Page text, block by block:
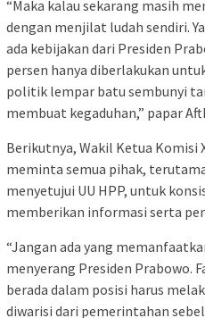
“Maka kalau sekarang masih
dengan menjilat ludah sendiri.
ada kebijakan dari Presiden
persen hanya diberlakukan
politik lempar batu sembunyi
membuat kegaduhan,” papar
Berikutnya, Wakil Ketua Komisi
meminta semua pihak,
menyetujui UU HPP, untuk
memberikan informasi serta
“Jangan ada yang
menyerang Presiden Prabowo.
berada dalam posisi harus
diwarisi dari pemerintahan